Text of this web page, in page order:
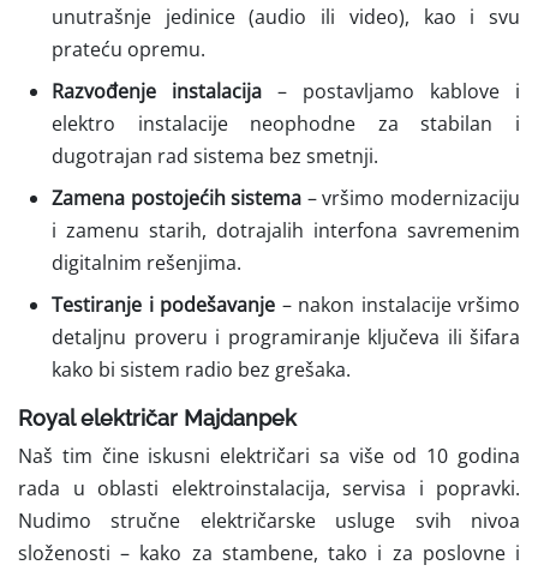
unutrašnje jedinice (audio ili video), kao i svu
prateću opremu.
Razvođenje instalacija – postavljamo kablove i
elektro instalacije neophodne za stabilan i
dugotrajan rad sistema bez smetnji.
Zamena postojećih sistema – vršimo modernizaciju
i zamenu starih, dotrajalih interfona savremenim
digitalnim rešenjima.
Testiranje i podešavanje – nakon instalacije vršimo
detaljnu proveru i programiranje ključeva ili šifara
kako bi sistem radio bez grešaka.
Royal električar Majdanpek
Naš tim čine iskusni električari sa više od 10 godina
rada u oblasti elektroinstalacija, servisa i popravki.
Nudimo stručne električarske usluge svih nivoa
složenosti – kako za stambene, tako i za poslovne i